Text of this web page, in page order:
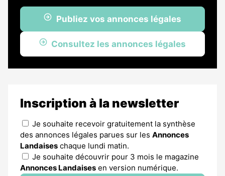
Publiez vos annonces légales
Consultez les annonces légales
Inscription à la newsletter
Je souhaite recevoir gratuitement la synthèse
des annonces légales parues sur les Annonces
Landaises chaque lundi matin.
Je souhaite découvrir pour 3 mois le magazine
Annonces Landaises en version numérique.